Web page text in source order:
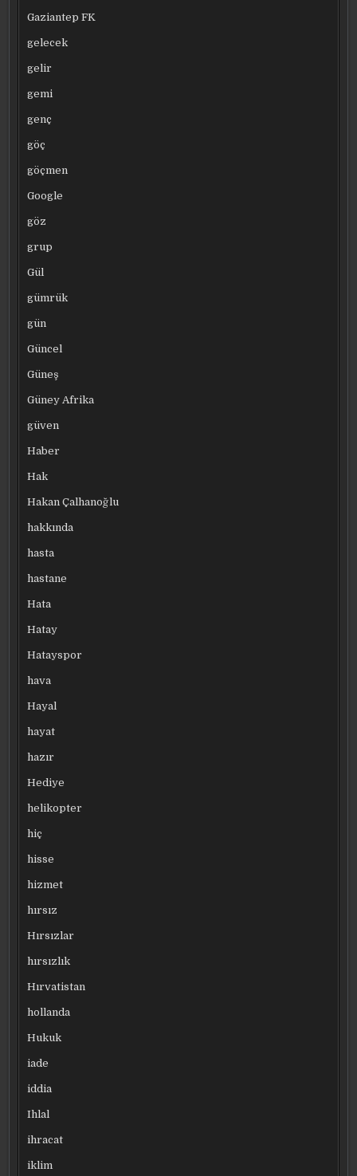
Gaziantep FK
gelecek
gelir
gemi
genç
göç
göçmen
Google
göz
grup
Gül
gümrük
gün
Güncel
Güneş
Güney Afrika
güven
Haber
Hak
Hakan Çalhanoğlu
hakkında
hasta
hastane
Hata
Hatay
Hatayspor
hava
Hayal
hayat
hazır
Hediye
helikopter
hiç
hisse
hizmet
hırsız
Hırsızlar
hırsızlık
Hırvatistan
hollanda
Hukuk
iade
iddia
Ihlal
ihracat
iklim